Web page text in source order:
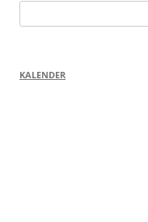
nach:
KALENDER